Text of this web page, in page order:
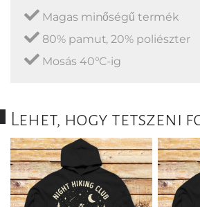
Magas minőségű termék
80% pamut, 20% poliészter
Mosás 40°C-ig
Lehet, hogy tetszeni